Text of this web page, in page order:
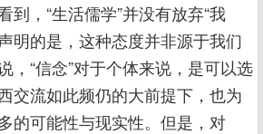
到，“生活儒学”并没有放弃“我
明的是，这种态度并非源于我们
，“信念”对于个体来说，是可以选
交流如此频仍的大前提下，也为
的可能性与现实性。但是，对